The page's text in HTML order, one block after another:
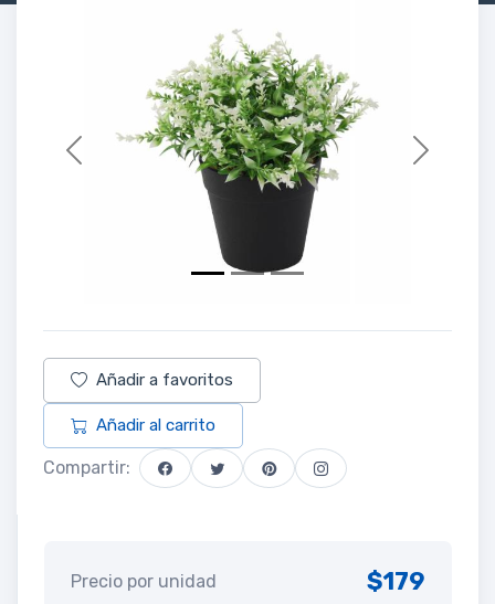
Previous Next
Añadir a favoritos
Añadir al carrito
Compartir:
Precio por unidad $179